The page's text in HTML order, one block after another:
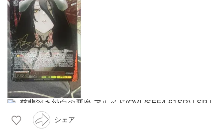
シェア